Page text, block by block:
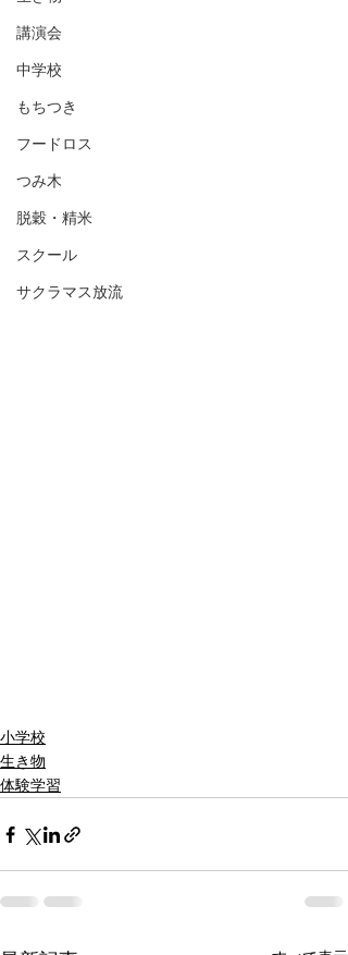
講演会
中学校
もちつき
フードロス
つみ木
脱穀・精米
スクール
サクラマス放流
小学校
生き物
体験学習